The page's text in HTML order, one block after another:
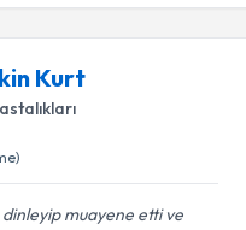
Kurt
muayene etti ve